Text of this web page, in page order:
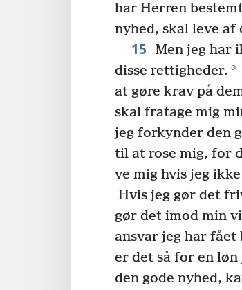
har Herren
nyhed, skal leve af
15
Men jeg har
disse rettigheder. o
at gøre krav på
skal fratage mig
jeg forkynder den
til at rose mig, for
ve mig hvis jeg
Hvis jeg gør det
gør det imod min
ansvar jeg har
er det så for en
den gode nyhed,